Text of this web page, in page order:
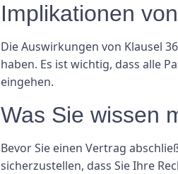
Implikationen
Die Auswirkungen von Klausel
haben. Es ist wichtig, dass alle
eingehen.
Was Sie wissen
Bevor Sie einen Vertrag
sicherzustellen, dass Sie Ihre